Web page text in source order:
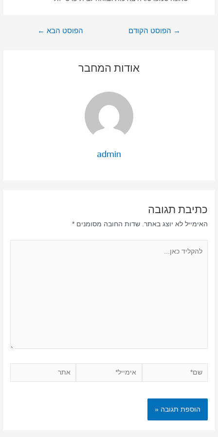
→ הפוסט הקודם הפוסט הבא ←
אודות המחבר
admin
כתיבת תגובה
האימייל לא יוצג באתר. שדות החובה מסומנים*
שם* אימייל* אתר